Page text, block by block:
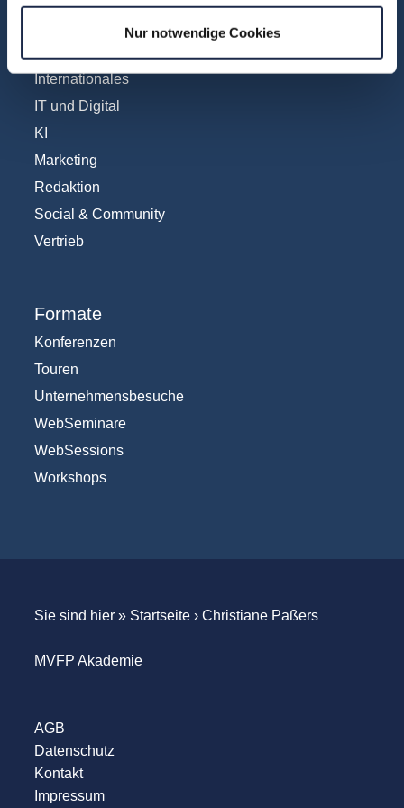
Nur notwendige Cookies
Internationales
IT und Digital
KI
Marketing
Redaktion
Social & Community
Vertrieb
Formate
Konferenzen
Touren
Unternehmensbesuche
WebSeminare
WebSessions
Workshops
Sie sind hier » Startseite› Christiane Paßers
MVFP Akademie
AGB
Datenschutz
Kontakt
Impressum